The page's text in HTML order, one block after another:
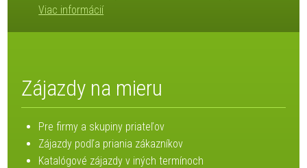
Viac informácií
Zájazdy na mieru
Pre firmy a skupiny priateľov
Zájazdy podľa priania zákazníkov
Katalógové zájazdy v iných termínoch